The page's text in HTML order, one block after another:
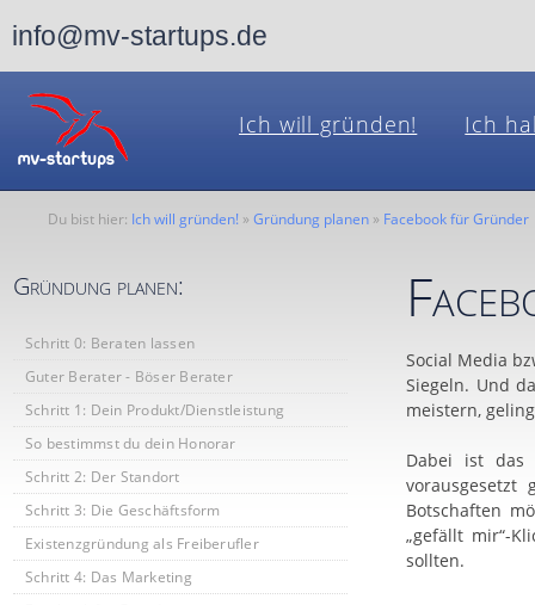
info@mv-startups.de
Ich will gründen! Ich
Du bist hier: Ich will gründen! » Gründung planen » Facebook für Gründer
Gründung planen:
Schritt 0: Beraten lassen
Guter Berater - Böser Berater
Schritt 1: Dein Produkt/Dienstleistung
So bestimmst du dein Honorar
Schritt 2: Der Standort
Schritt 3: Die Geschäftsform
Existenzgründung als Freiberufler
Schritt 4: Das Marketing
Social Media
Siegeln. Und
meistern,
Dabei ist das
Botschaften
„gefällt mir“-
sollten.